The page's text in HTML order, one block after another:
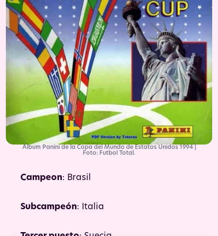
Álbum Panini de la Copa del Mundo de Estatos Unidos 1994 |
Foto: Futbol Total.
Campeon: Brasil
Subcampeón: Italia